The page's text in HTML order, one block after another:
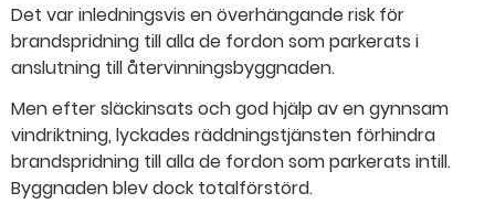
Det var inledningsvis en överhängande risk för
brandspridning till alla de fordon som parkerats i
anslutning till återvinningsbyggnaden.
Men efter släckinsats och god hjälp av en gynnsam
vindriktning, lyckades räddningstjänsten förhindra
brandspridning till alla de fordon som parkerats intill.
Byggnaden blev dock totalförstörd.